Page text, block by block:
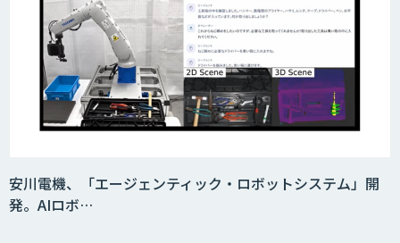
AIモデル開発
安川電機、「エージェンティック・ロボットシステム」開
発。AIロボ…